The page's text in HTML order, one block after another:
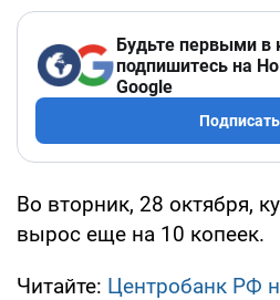
Будьте первыми в
подпишитесь на
Google
Во вторник, 28 октября,
вырос еще на 10 копеек.
Читайте: Центробанк РФ